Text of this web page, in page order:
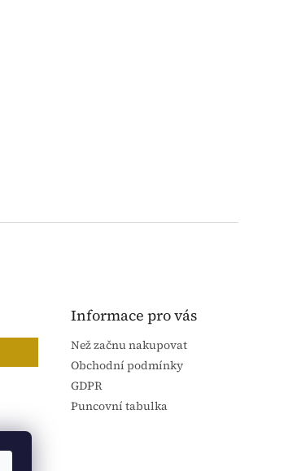
Informace pro vás
Než začnu nakupovat
Obchodní podmínky
GDPR
Puncovní tabulka